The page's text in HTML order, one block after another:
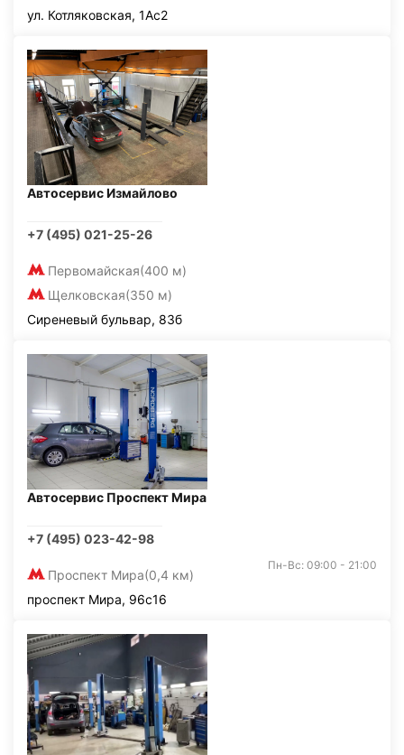
ул. Котляковская, 1Ас2
Автосервис Измайлово
+7 (495) 021-25-26
Первомайская(400 м)
Щелковская(350 м)
Сиреневый бульвар, 83б
Автосервис Проспект Мира
+7 (495) 023-42-98
Проспект Мира(0,4 км)
Пн-Вс: 09:00 - 21:00
проспект Мира, 96с16